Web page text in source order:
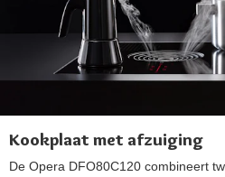
Kookplaat met afzuiging
De Opera DFO80C120 combineert